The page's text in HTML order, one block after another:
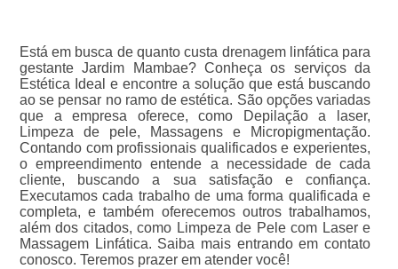
Está em busca de quanto custa drenagem linfática para
gestante Jardim Mambae? Conheça os serviços da
Estética Ideal e encontre a solução que está buscando
ao se pensar no ramo de estética. São opções variadas
que a empresa oferece, como Depilação a laser,
Limpeza de pele, Massagens e Micropigmentação.
Contando com profissionais qualificados e experientes,
o empreendimento entende a necessidade de cada
cliente, buscando a sua satisfação e confiança.
Executamos cada trabalho de uma forma qualificada e
completa, e também oferecemos outros trabalhamos,
além dos citados, como Limpeza de Pele com Laser e
Massagem Linfática. Saiba mais entrando em contato
conosco. Teremos prazer em atender você!